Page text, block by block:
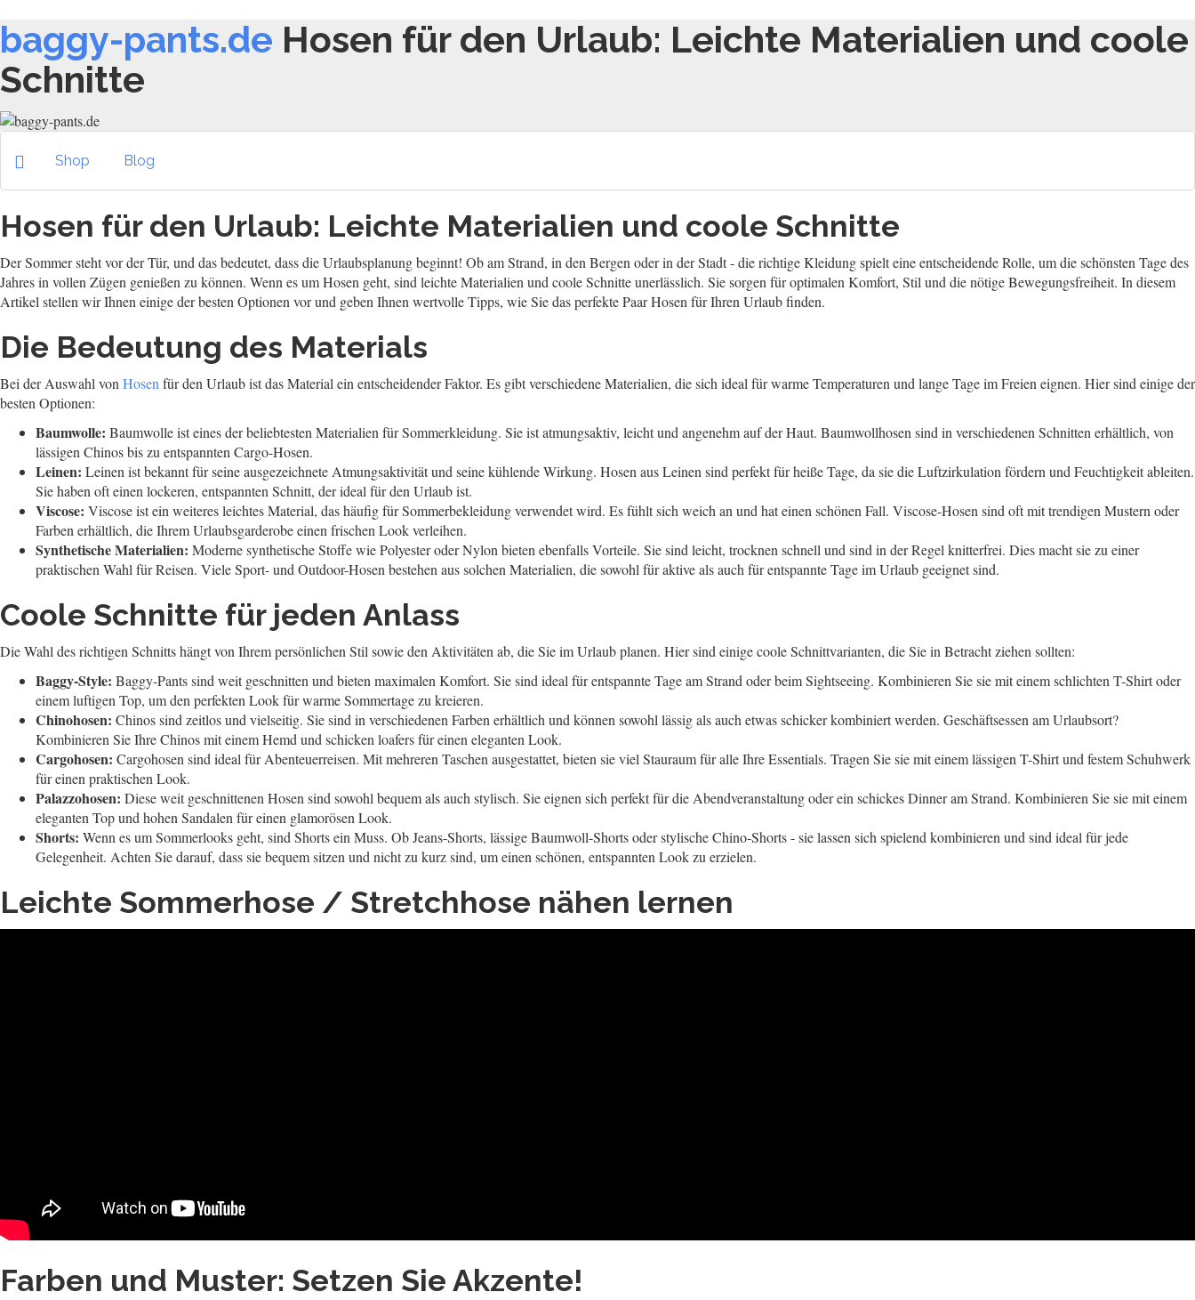
baggy-pants.de Hosen für den Urlaub: Leichte Materialien und coole
Schnitte
Shop Blog
Hosen für den Urlaub: Leichte Materialien und coole Schnitte
Der Sommer steht vor der Tür, und das bedeutet, dass die Urlaubsplanung beginnt! Ob am Strand, in den Bergen oder in der Stadt - die richtige Kleidung spielt eine entscheidende Rolle, um die schönsten Tage des
Jahres in vollen Zügen genießen zu können. Wenn es um Hosen geht, sind leichte Materialien und coole Schnitte unerlässlich. Sie sorgen für optimalen Komfort, Stil und die nötige Bewegungsfreiheit. In diesem
Artikel stellen wir Ihnen einige der besten Optionen vor und geben Ihnen wertvolle Tipps, wie Sie das perfekte Paar Hosen für Ihren Urlaub finden.
Die Bedeutung des Materials
Bei der Auswahl vonHosenfür den Urlaub ist das Material ein entscheidender Faktor. Es gibt verschiedene Materialien, die sich ideal für warme Temperaturen und lange Tage im Freien eignen. Hier sind einige der
besten Optionen:
Baumwolle: Baumwolle ist eines der beliebtesten Materialien für Sommerkleidung. Sie ist atmungsaktiv, leicht und angenehm auf der Haut. Baumwollhosen sind in verschiedenen Schnitten erhältlich, von
lässigen Chinos bis zu entspannten Cargo-Hosen.
Leinen: Leinen ist bekannt für seine ausgezeichnete Atmungsaktivität und seine kühlende Wirkung. Hosen aus Leinen sind perfekt für heiße Tage, da sie die Luftzirkulation fördern und Feuchtigkeit ableiten.
Sie haben oft einen lockeren, entspannten Schnitt, der ideal für den Urlaub ist.
Viscose: Viscose ist ein weiteres leichtes Material, das häufig für Sommerbekleidung verwendet wird. Es fühlt sich weich an und hat einen schönen Fall. Viscose-Hosen sind oft mit trendigen Mustern oder
Farben erhältlich, die Ihrem Urlaubsgarderobe einen frischen Look verleihen.
Synthetische Materialien: Moderne synthetische Stoffe wie Polyester oder Nylon bieten ebenfalls Vorteile. Sie sind leicht, trocknen schnell und sind in der Regel knitterfrei. Dies macht sie zu einer
praktischen Wahl für Reisen. Viele Sport- und Outdoor-Hosen bestehen aus solchen Materialien, die sowohl für aktive als auch für entspannte Tage im Urlaub geeignet sind.
Coole Schnitte für jeden Anlass
Die Wahl des richtigen Schnitts hängt von Ihrem persönlichen Stil sowie den Aktivitäten ab, die Sie im Urlaub planen. Hier sind einige coole Schnittvarianten, die Sie in Betracht ziehen sollten:
Baggy-Style: Baggy-Pants sind weit geschnitten und bieten maximalen Komfort. Sie sind ideal für entspannte Tage am Strand oder beim Sightseeing. Kombinieren Sie sie mit einem schlichten T-Shirt oder
einem luftigen Top, um den perfekten Look für warme Sommertage zu kreieren.
Chinohosen: Chinos sind zeitlos und vielseitig. Sie sind in verschiedenen Farben erhältlich und können sowohl lässig als auch etwas schicker kombiniert werden. Geschäftsessen am Urlaubsort?
Kombinieren Sie Ihre Chinos mit einem Hemd und schicken loafers für einen eleganten Look.
Cargohosen: Cargohosen sind ideal für Abenteuerreisen. Mit mehreren Taschen ausgestattet, bieten sie viel Stauraum für alle Ihre Essentials. Tragen Sie sie mit einem lässigen T-Shirt und festem Schuhwerk
für einen praktischen Look.
Palazzohosen: Diese weit geschnittenen Hosen sind sowohl bequem als auch stylisch. Sie eignen sich perfekt für die Abendveranstaltung oder ein schickes Dinner am Strand. Kombinieren Sie sie mit einem
eleganten Top und hohen Sandalen für einen glamorösen Look.
Shorts: Wenn es um Sommerlooks geht, sind Shorts ein Muss. Ob Jeans-Shorts, lässige Baumwoll-Shorts oder stylische Chino-Shorts - sie lassen sich spielend kombinieren und sind ideal für jede
Gelegenheit. Achten Sie darauf, dass sie bequem sitzen und nicht zu kurz sind, um einen schönen, entspannten Look zu erzielen.
Leichte Sommerhose / Stretchhose nähen lernen
Farben und Muster: Setzen Sie Akzente!